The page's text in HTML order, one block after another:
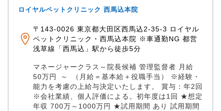
イに参画している先生たち自身にも、たくさんのハッ
方が笑顔で、心地よく活躍できる環境を、裏側から一
緒に作っていきませんか？ あなたからのエントリー
を、チーム一同、心からお待ちしています！
ロイヤルペットクリニック 西馬込本院
〒143-0026 東京都大田区西馬込2-35-3 ロイヤル
ペットクリニック・西馬込本院 ※車通勤NG 都営
浅草線「西馬込」駅から徒歩5分
マネージャークラス～院長候補 管理監督者 月給
50万円 ～ （月給＝基本給＋役職手当） ※経験・
能力を考慮の上給与決定いたします。 賞与：年2回
※会社業績、個人評価による。初年度は1回 ★想定
年収 700万～1000万円 ★試用期間 あり 試用期間